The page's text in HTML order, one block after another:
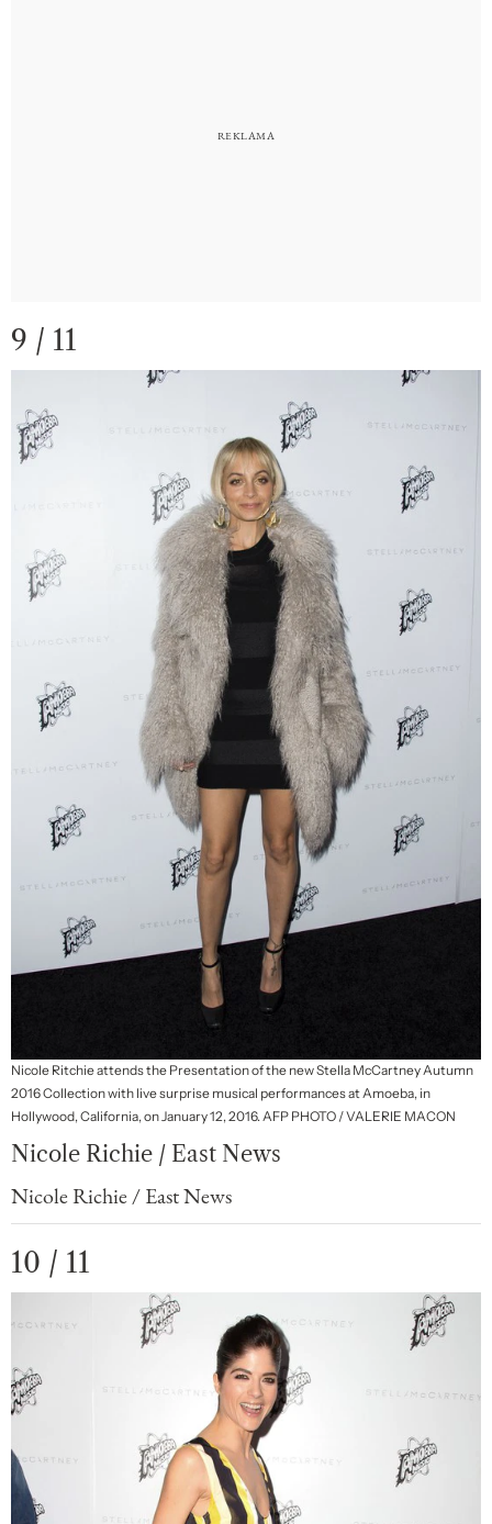
9 / 11
Nicole Ritchie attends the Presentation of the new Stella McCartney Autumn
2016 Collection with live surprise musical performances at Amoeba, in
Hollywood, California, on January 12, 2016. AFP PHOTO / VALERIE MACON
Nicole Richie / East News
Nicole Richie / East News
10 / 11